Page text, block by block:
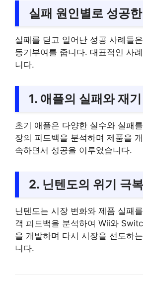
실패 원인별로 성공
실패를 딛고 일어난 성공 사례들
동기부여를 줍니다. 대표적인 사
니다.
1. 애플의 실패와 재기
초기 애플은 다양한 실수와 실패
장의 피드백을 분석하며 제품을
속하면서 성공을 이루었습니다.
2. 닌텐도의 위기 극복
닌텐도는 시장 변화와 제품 실패
객 피드백을 분석하여 Wii와
을 개발하며 다시 시장을 선도하
니다.